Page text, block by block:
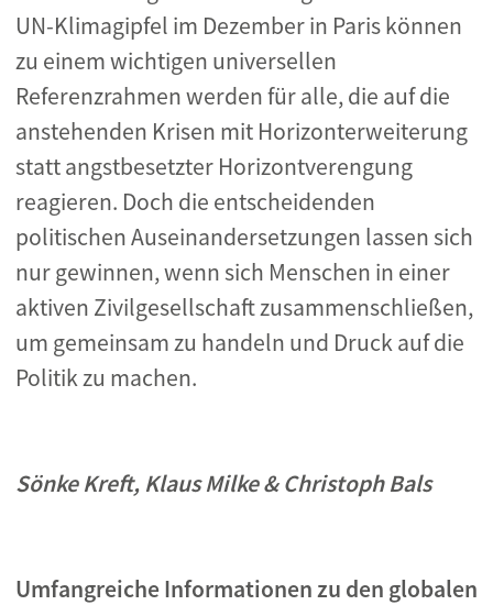
UN-Klimagipfel im Dezember in Paris können
zu einem wichtigen universellen
Referenzrahmen werden für alle, die auf die
anstehenden Krisen mit Horizonterweiterung
statt angstbesetzter Horizontverengung
reagieren. Doch die entscheidenden
politischen Auseinandersetzungen lassen sich
nur gewinnen, wenn sich Menschen in einer
aktiven Zivilgesellschaft zusammenschließen,
um gemeinsam zu handeln und Druck auf die
Politik zu machen.
Sönke Kreft, Klaus Milke & Christoph Bals
Umfangreiche Informationen zu den globalen